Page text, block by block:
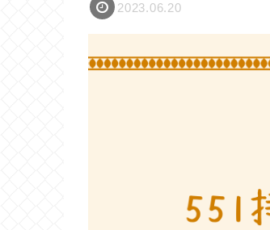
2023.06.20